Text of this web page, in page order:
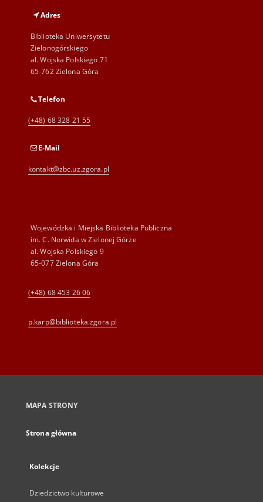
Adres
Biblioteka Uniwersytetu
Zielonogórskiego
al. Wojska Polskiego 71
65-762 Zielona Góra
Telefon
(+48) 68 328 21 55
E-Mail
kontakt@zbc.uz.zgora.pl
Wojewódzka i Miejska Biblioteka Publiczna
im. C. Norwida w Zielonej Górze
al. Wojska Polskiego 9
65-077 Zielona Góra
(+48) 68 453 26 06
p.karp@biblioteka.zgora.pl
MAPA STRONY
Strona główna
Kolekcje
Dziedzictwo kulturowe